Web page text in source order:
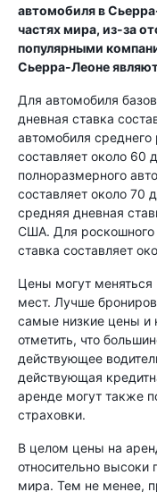
автомобиля в
частях мира, из-за
популярными
Сьерра-Леоне
Для автомобиля
дневная ставка
автомобиля
составляет около
полноразмерного
составляет около
средняя дневная
США. Для роскошного
ставка составляет
Цены могут меняться
мест. Лучше
самые низкие цены и
отметить, что
действующее
действующая
аренде могут также
страховки.
В целом цены на
относительно
мира. Тем не менее,